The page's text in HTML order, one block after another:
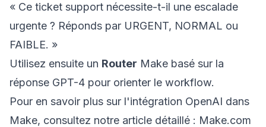
« Ce ticket support nécessite-t-il une escalade
urgente ? Réponds par URGENT, NORMAL ou
FAIBLE. »
Utilisez ensuite un Router Make basé sur la
réponse GPT-4 pour orienter le workflow.
Pour en savoir plus sur l'intégration OpenAI dans
Make, consultez notre article détaillé : Make.com